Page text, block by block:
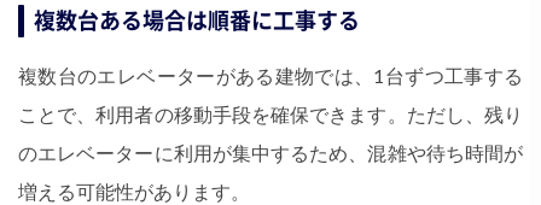
複数台ある場合は順番に工事する
複数台のエレベーターがある建物では、1台ずつ工事する
ことで、利用者の移動手段を確保できます。ただし、残り
のエレベーターに利用が集中するため、混雑や待ち時間が
増える可能性があります。